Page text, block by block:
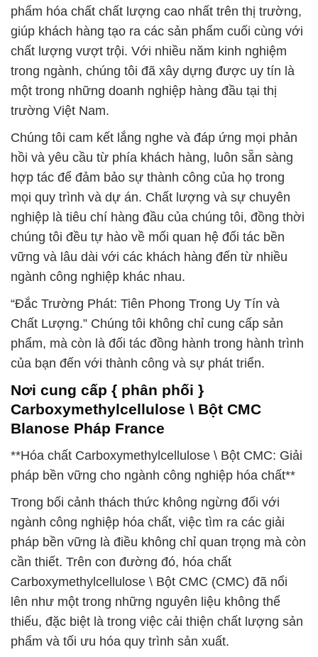
phẩm hóa chất chất lượng cao nhất trên thị trường,
giúp khách hàng tạo ra các sản phẩm cuối cùng với
chất lượng vượt trội. Với nhiều năm kinh nghiệm
trong ngành, chúng tôi đã xây dựng được uy tín là
một trong những doanh nghiệp hàng đầu tại thị
trường Việt Nam.
Chúng tôi cam kết lắng nghe và đáp ứng mọi phản
hồi và yêu cầu từ phía khách hàng, luôn sẵn sàng
hợp tác để đảm bảo sự thành công của họ trong
mọi quy trình và dự án. Chất lượng và sự chuyên
nghiệp là tiêu chí hàng đầu của chúng tôi, đồng thời
chúng tôi đều tự hào về mối quan hệ đối tác bền
vững và lâu dài với các khách hàng đến từ nhiều
ngành công nghiệp khác nhau.
“Đắc Trường Phát: Tiên Phong Trong Uy Tín và
Chất Lượng.” Chúng tôi không chỉ cung cấp sản
phẩm, mà còn là đối tác đồng hành trong hành trình
của bạn đến với thành công và sự phát triển.
Nơi cung cấp { phân phối }
Carboxymethylcellulose \ Bột CMC
Blanose Pháp France
**Hóa chất Carboxymethylcellulose \ Bột CMC: Giải
pháp bền vững cho ngành công nghiệp hóa chất**
Trong bối cảnh thách thức không ngừng đối với
ngành công nghiệp hóa chất, việc tìm ra các giải
pháp bền vững là điều không chỉ quan trọng mà còn
cần thiết. Trên con đường đó, hóa chất
Carboxymethylcellulose \ Bột CMC (CMC) đã nổi
lên như một trong những nguyên liệu không thể
thiếu, đặc biệt là trong việc cải thiện chất lượng sản
phẩm và tối ưu hóa quy trình sản xuất.